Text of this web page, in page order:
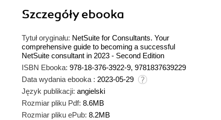
Szczegółyebooka
Tytuł oryginału: NetSuite for Consultants. Your
comprehensive guide to becoming a successful
NetSuite consultant in 2023 - Second Edition
ISBN Ebooka: 978-18-376-3922-9, 9781837639229
Data wydania ebooka : 2023-05-29
Język publikacji: angielski
Rozmiar pliku Pdf: 8.6MB
Rozmiar pliku ePub: 8.2MB